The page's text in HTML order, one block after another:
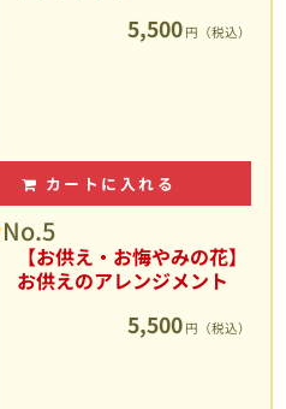
5,500 円（税込）
カートに入れる
No.5
【お供え・お悔やみの花】
お供えのアレンジメント
5,500 円（税込）